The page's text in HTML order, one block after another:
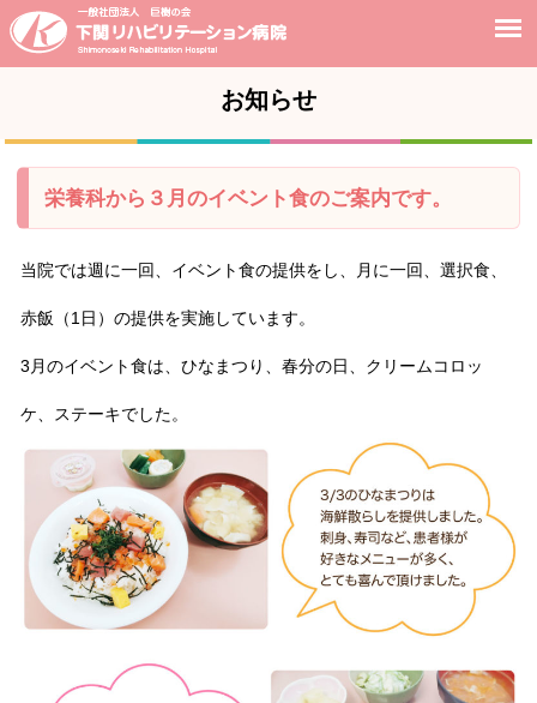
お知らせ
栄養科から３月のイベント食のご案内です。
当院では週に一回、イベント食の提供をし、月に一回、選択食、
赤飯（1日）の提供を実施しています。
3月のイベント食は、ひなまつり、春分の日、クリームコロッ
ケ、ステーキでした。